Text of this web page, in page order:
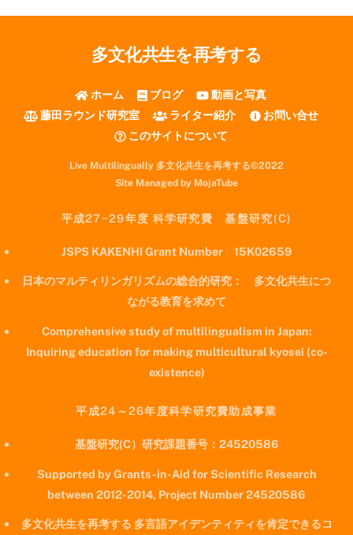
多文化共生を再考する
ホーム ブログ
動画と写真
藤田ラウンド研究室
ライター紹介
お問い合せ
このサイトについて
Live Multilingually 多文化共生を再考する©2022
Site Managed by MojaTube
平成27−29年度 科学研究費 基盤研究(C)
JSPS KAKENHI Grant Number 15K02659
日本のマルティリンガリズムの総合的研究： 多文化共生につ
ながる教育を求めて
Comprehensive study of multilingualism in Japan:
Inquiring education for making multicultural kyosei (co-
existence)
平成24～26年度科学研究費助成事業
基盤研究(C）研究課題番号：24520586
Supported by Grants-in-Aid for Scientific Research
between 2012-2014, Project Number 24520586
多文化共生を再考する 多言語アイデンティティを肯定できるコ